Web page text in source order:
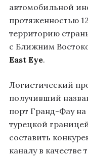
автомобильной
протяженностью
территорию
с Ближним
East Eye.
Логистический
получивший
порт Гранд-Фау
турецкой
составить
каналу в качестве